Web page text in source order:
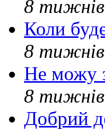
8 тижнів
Коли
8 тижнів
Не можу
8 тижнів
Добрий